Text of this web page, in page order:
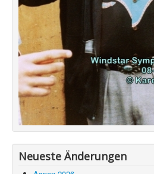
Neueste Änderungen